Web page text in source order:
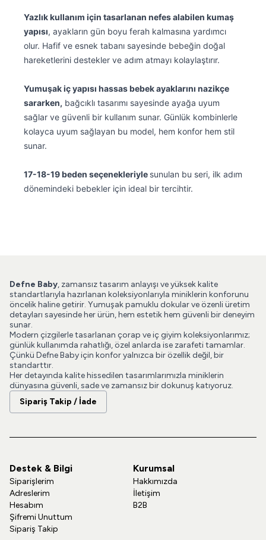
Yazlık kullanım için tasarlanan nefes alabilen kumaş
yapısı, ayakların gün boyu ferah kalmasına yardımcı
olur. Hafif ve esnek tabanı sayesinde bebeğin doğal
hareketlerini destekler ve adım atmayı kolaylaştırır.
Yumuşak iç yapısı hassas bebek ayaklarını nazikçe
sararken, bağcıklı tasarımı sayesinde ayağa uyum
sağlar ve güvenli bir kullanım sunar. Günlük kombinlerle
kolayca uyum sağlayan bu model, hem konfor hem stil
sunar.
17-18-19 beden seçenekleriyle sunulan bu seri, ilk adım
dönemindeki bebekler için ideal bir tercihtir.
Defne Baby, zamansız tasarım anlayışı ve yüksek kalite
standartlarıyla hazırlanan koleksiyonlarıyla miniklerin konforunu
öncelik haline getirir. Yumuşak pamuklu dokular ve özenli üretim
detayları sayesinde her ürün, hem estetik hem güvenli bir deneyim
sunar.
Modern çizgilerle tasarlanan çorap ve iç giyim koleksiyonlarımız;
günlük kullanımda rahatlığı, özel anlarda ise zarafeti tamamlar.
Çünkü Defne Baby için konfor yalnızca bir özellik değil, bir
standarttır.
Her detayında kalite hissedilen tasarımlarımızla miniklerin
dünyasına güvenli, sade ve zamansız bir dokunuş katıyoruz.
Sipariş Takip / İade
Destek & Bilgi
Siparişlerim
Adreslerim
Hesabım
Şifremi Unuttum
Sipariş Takip
Kurumsal
Hakkımızda
İletişim
B2B